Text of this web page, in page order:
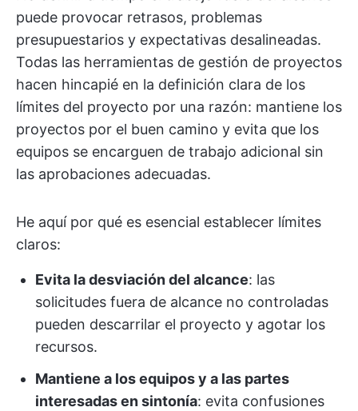
puede provocar retrasos, problemas
presupuestarios y expectativas desalineadas.
Todas las herramientas de gestión de proyectos
hacen hincapié en la definición clara de los
límites del proyecto por una razón: mantiene los
proyectos por el buen camino y evita que los
equipos se encarguen de trabajo adicional sin
las aprobaciones adecuadas.
He aquí por qué es esencial establecer límites
claros:
Evita la desviación del alcance: las
solicitudes fuera de alcance no controladas
pueden descarrilar el proyecto y agotar los
recursos.
Mantiene a los equipos y a las partes
interesadas en sintonía: evita confusiones